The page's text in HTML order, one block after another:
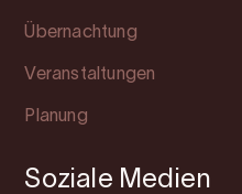
Übernachtung
Veranstaltungen
Planung
Soziale Medien